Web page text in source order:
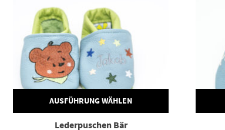
AUSFÜHRUNG WÄHLEN
Lederpuschen Bär